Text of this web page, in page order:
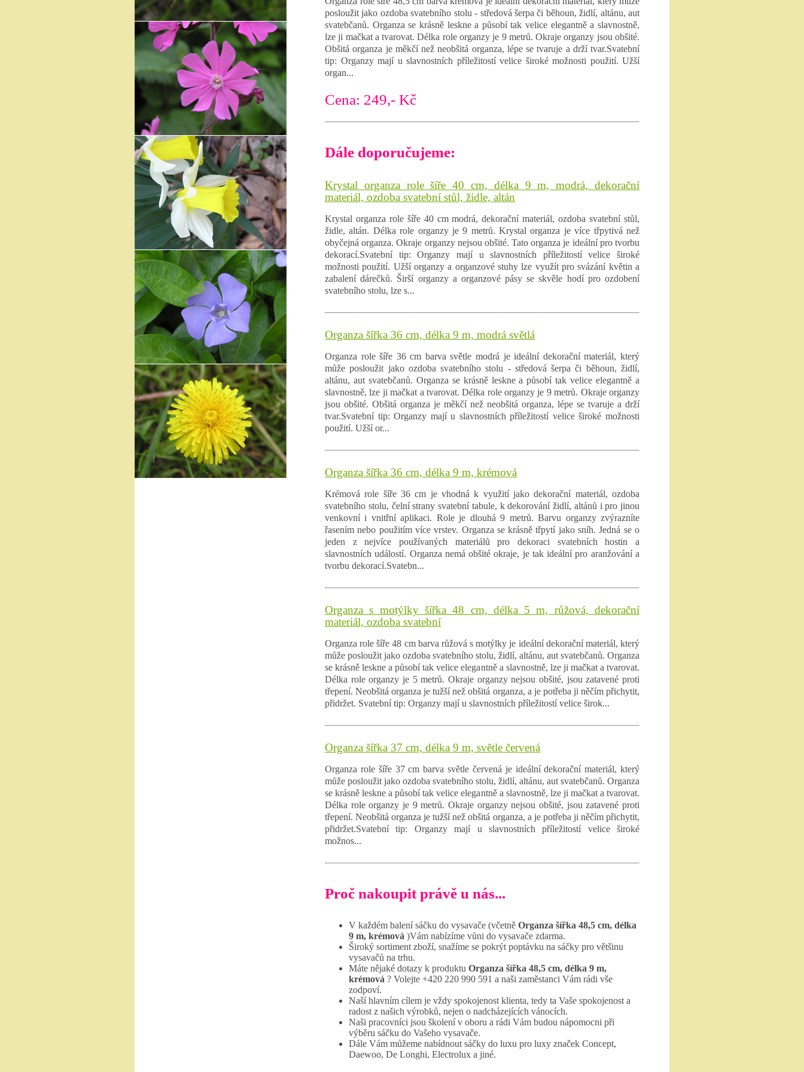
posloužit jako ozdoba svatebního stolu - středová šerpa či běhoun, židlí, altánu, aut
svatebčanů. Organza se krásně leskne a působí tak velice elegantně a slavnostně,
lze ji mačkat a tvarovat. Délka role organzy je 9 metrů. Okraje organzy jsou obšité.
Obšitá organza je měkčí než neobšitá organza, lépe se tvaruje a drží tvar.Svatební
tip: Organzy mají u slavnostních příležitostí velice široké možnosti použití. Užší
organ...
Cena: 249,- Kč
Dále doporučujeme:
Krystal organza role šíře 40 cm, délka 9 m, modrá, dekorační
materiál, ozdoba svatební stůl, židle, altán
Krystal organza role šíře 40 cm modrá, dekorační materiál, ozdoba svatební stůl,
židle, altán. Délka role organzy je 9 metrů. Krystal organza je více třpytivá než
obyčejná organza. Okraje organzy nejsou obšité. Tato organza je ideální pro tvorbu
dekorací.Svatební tip: Organzy mají u slavnostních příležitostí velice široké
možnosti použití. Užší organzy a organzové stuhy lze využít pro svázání květin a
zabalení dárečků. Širší organzy a organzové pásy se skvěle hodí pro ozdobení
svatebního stolu, lze s...
Organza šířka 36 cm, délka 9 m, modrá světlá
Organza role šíře 36 cm barva světle modrá je ideální dekorační materiál, který
může posloužit jako ozdoba svatebního stolu - středová šerpa či běhoun, židlí,
altánu, aut svatebčanů. Organza se krásně leskne a působí tak velice elegantně a
slavnostně, lze ji mačkat a tvarovat. Délka role organzy je 9 metrů. Okraje organzy
jsou obšité. Obšitá organza je měkčí než neobšitá organza, lépe se tvaruje a drží
tvar.Svatební tip: Organzy mají u slavnostních příležitostí velice široké možnosti
použití. Užší or...
Organza šířka 36 cm, délka 9 m, krémová
Krémová role šíře 36 cm je vhodná k využití jako dekorační materiál, ozdoba
svatebního stolu, čelní strany svatební tabule, k dekorování židlí, altánů i pro jinou
venkovní i vnitřní aplikaci. Role je dlouhá 9 metrů. Barvu organzy zvýrazníte
řasením nebo použitím více vrstev. Organza se krásně třpytí jako sníh. Jedná se o
jeden z nejvíce používaných materiálů pro dekoraci svatebních hostin a
slavnostních událostí. Organza nemá obšité okraje, je tak ideální pro aranžování a
tvorbu dekorací.Svatebn...
Organza s motýlky šířka 48 cm, délka 5 m, růžová, dekorační
materiál, ozdoba svatební
Organza role šíře 48 cm barva růžová s motýlky je ideální dekorační materiál, který
může posloužit jako ozdoba svatebního stolu, židlí, altánu, aut svatebčanů. Organza
se krásně leskne a působí tak velice elegantně a slavnostně, lze ji mačkat a tvarovat.
Délka role organzy je 5 metrů. Okraje organzy nejsou obšité, jsou zatavené proti
třepení. Neobšitá organza je tužší než obšitá organza, a je potřeba ji něčím přichytit,
přidržet. Svatební tip: Organzy mají u slavnostních příležitostí velice širok...
Organza šířka 37 cm, délka 9 m, světle červená
Organza role šíře 37 cm barva světle červená je ideální dekorační materiál, který
může posloužit jako ozdoba svatebního stolu, židlí, altánu, aut svatebčanů. Organza
se krásně leskne a působí tak velice elegantně a slavnostně, lze ji mačkat a tvarovat.
Délka role organzy je 9 metrů. Okraje organzy nejsou obšité, jsou zatavené proti
třepení. Neobšitá organza je tužší než obšitá organza, a je potřeba ji něčím přichytit,
přidržet.Svatební tip: Organzy mají u slavnostních příležitostí velice široké
možnos...
Proč nakoupit právě u nás...
V každém balení sáčku do vysavače (včetně Organza šířka 48,5 cm, délka
9 m, krémová )Vám nabízíme vůni do vysavače zdarma.
Široký sortiment zboží, snažíme se pokrýt poptávku na sáčky pro většinu
vysavačů na trhu.
Máte nějaké dotazy k produktu Organza šířka 48,5 cm, délka 9 m,
krémová ? Volejte +420 220 990 591 a naši zaměstanci Vám rádi vše
zodpoví.
Naší hlavním cílem je vždy spokojenost klienta, tedy ta Vaše spokojenost a
radost z našich výrobků, nejen o nadcházejících vánocích.
Naši pracovníci jsou školení v oboru a rádi Vám budou nápomocni při
výběru sáčku do Vašeho vysavače.
Dále Vám můžeme nabídnout sáčky do luxu pro luxy značek Concept,
Daewoo, De Longhi, Electrolux a jiné.